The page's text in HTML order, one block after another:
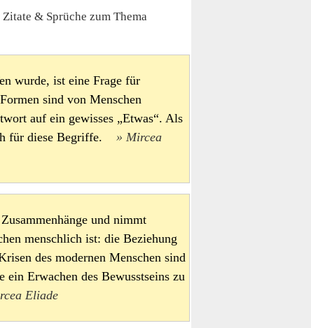
Zitate & Sprüche zum Thema
wurde, ist eine Frage für
sind von Menschen
auf ein gewisses „Etwas“. Als
für diese Begriffe.
Mircea
und nimmt
menschlich ist: die Beziehung
des modernen Menschen sind
Erwachen des Bewusstseins zu
Eliade